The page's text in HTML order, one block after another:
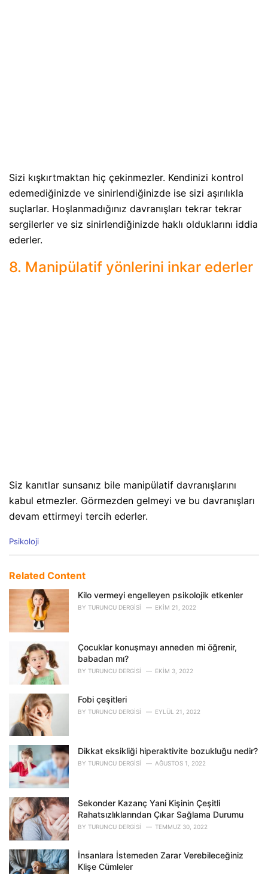
Sizi kışkırtmaktan hiç çekinmezler. Kendinizi kontrol
edemediğinizde ve sinirlendiğinizde ise sizi aşırılıkla
suçlarlar. Hoşlanmadığınız davranışları tekrar tekrar
sergilerler ve siz sinirlendiğinizde haklı olduklarını iddia
ederler.
8. Manipülatif yönlerini inkar ederler
Siz kanıtlar sunsanız bile manipülatif davranışlarını
kabul etmezler. Görmezden gelmeyi ve bu davranışları
devam ettirmeyi tercih ederler.
C
e
r
Psikoloji
Related Content
Kilo vermeyi engelleyen psikolojik etkenler
BY TURUNCU DERGISI EKIM 21, 2022
Çocuklar konuşmayı anneden mi öğrenir,
babadan mı?
BY TURUNCU DERGISI EKIM 3, 2022
Fobi çeşitleri
BY TURUNCU DERGISI EYLÜL 21, 2022
Dikkat eksikliği hiperaktivite bozukluğu nedir?
BY TURUNCU DERGISI AĞUSTOS 1, 2022
Sekonder Kazanç Yani Kişinin Çeşitli
Rahatsızlıklarından Çıkar Sağlama Durumu
BY TURUNCU DERGISI TEMMUZ 30, 2022
İnsanlara İstemeden Zarar Verebileceğiniz
Klişe Cümleler